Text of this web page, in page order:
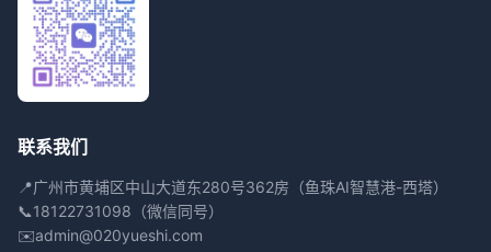
联系我们
📍广州市黄埔区中山大道东280号362房（鱼珠AI智慧港-西塔）
📞18122731098（微信同号）
✉️admin@020yueshi.com